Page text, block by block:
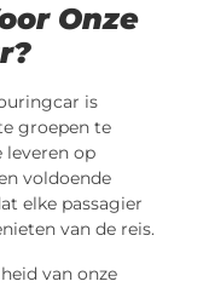
Onze
is
groepen te
leveren op
voldoende
elke passagier
van de reis.
van onze